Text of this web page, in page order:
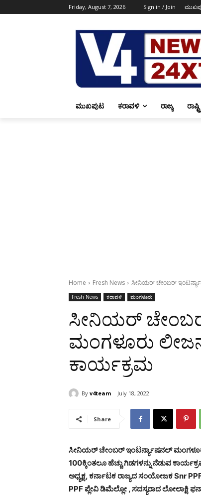
Friday, August 7, 2026 Sign in / Join
ಮುಖಪುಟ ಕರಾವಳಿ ರಾಜ್ಯ
Home Fresh News ಸೀನಿಯರ್ ಚೇಂಬರ್
Fresh News ಕರಾವಳಿ ಮಂಗಳೂರು
ಸೀನಿಯರ್
ಮಂಗಳೂರು
ಕಾರ್ಯಕ್ರಮ
By v4team July 18, 2022
Share
ಸೀನಿಯರ್ ಚೇಂಬರ್ ಇಂಟರ್ನ್ಯಾಷನಲ್
100ಕ್ಕಿಂತಲೂ ಹೆಚ್ಚು ಗಿಡಗಳನ್ನು ನೆಡುವ
ಅಧ್ಯಕ್ಷ, ಕರ್ನಾಟಕ ರಾಜ್ಯದ ಸಂಯೋಜಕ Snr
PPF ಪ್ಲೇವಿ ಡಿಮೆಲ್ಲೋ , ಸದಸ್ಯರಾದ ಲೋಲಾಕ್ಷಿ